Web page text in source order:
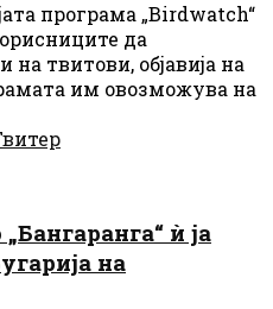
програма „Birdwatch“
да
твитови, објавија на
им овозможува на
ѝ ја
на